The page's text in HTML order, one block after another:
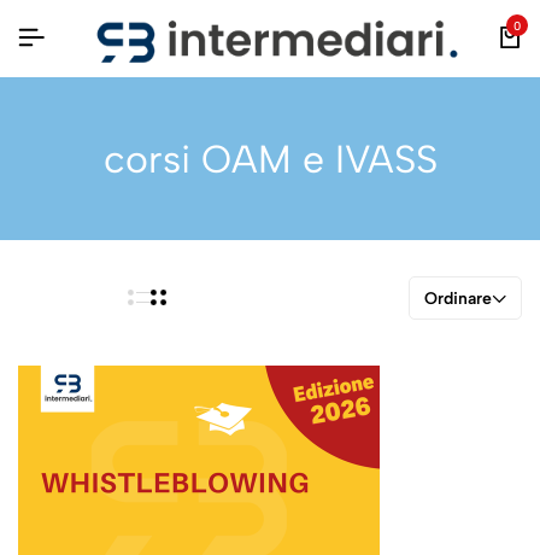
0
corsi OAM e IVASS
Ordinare